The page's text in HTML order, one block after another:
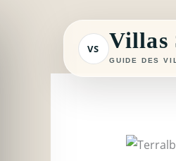
VS Villas
GUIDE DES